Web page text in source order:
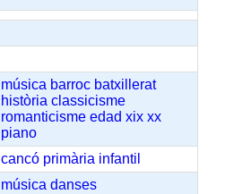
música barroc batxillerat
història classicisme
romanticisme edad xix xx
piano
cancó primària infantil
música danses